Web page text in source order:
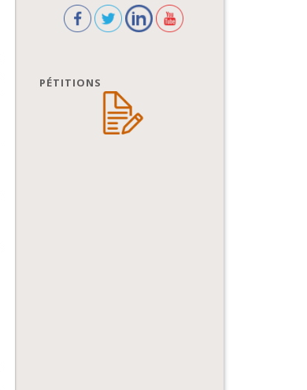
PÉTITIONS